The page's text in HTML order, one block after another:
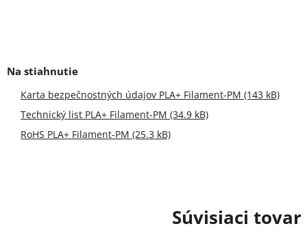
Súvisiaci tovar
Karta bezpečnostných údajov PLA+ Filament-PM (143 kB)
Technický list PLA+ Filament-PM (34.9 kB)
RoHS PLA+ Filament-PM (25.3 kB)